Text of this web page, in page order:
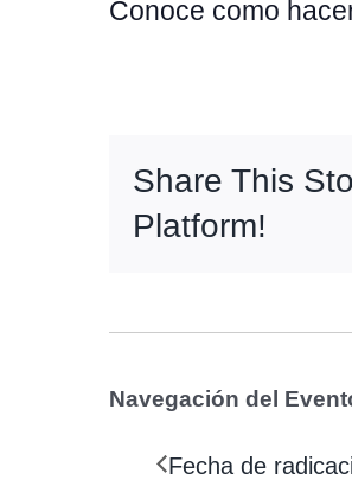
Conoce como
Share This
Platform!
Navegación del
Fecha de